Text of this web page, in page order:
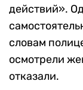
действий».
словам
осмотрели
отказали.